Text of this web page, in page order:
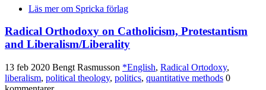
Läs merom Spricka förlag
Radical Orthodoxy on Catholicism, Protestantism
and Liberalism/Liberality
13 feb 2020 Bengt Rasmusson *English, Radical Ortodoxy,
liberalism, political theology, politics, quantitative methods 0